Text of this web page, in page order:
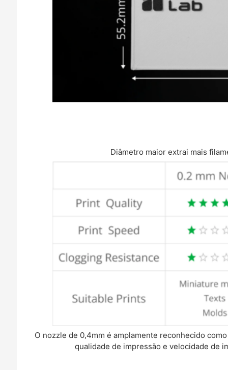
Diâmetro maior extrai mais
O nozzle de 0,4mm é amplamente reconhecido
qualidade de impressão e velocidade de